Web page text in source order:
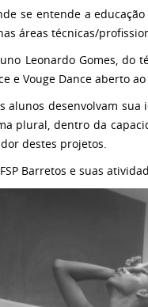
se entende a
áreas técnicas/
Leonardo Gomes, do
e Vouge Dance aberto
alunos desenvolvam
plural, dentro da
destes projetos.
Barretos e suas